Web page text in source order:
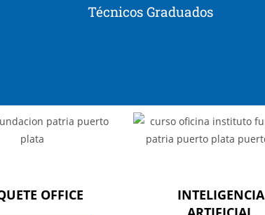
Técnicos Graduados
OFFICE
INTELIGENCIA